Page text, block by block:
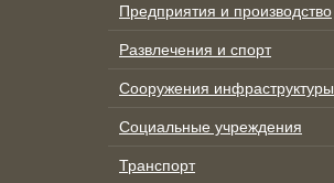
Предприятия и производство
Развлечения и спорт
Сооружения инфраструктуры
Социальные учреждения
Транспорт